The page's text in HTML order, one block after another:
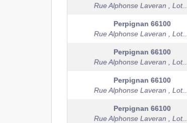
Rue Alphonse Laveran , Lot....
Perpignan 66100
Rue Alphonse Laveran , Lot....
Perpignan 66100
Rue Alphonse Laveran , Lot....
Perpignan 66100
Rue Alphonse Laveran , Lot....
Perpignan 66100
Rue Alphonse Laveran , Lot....